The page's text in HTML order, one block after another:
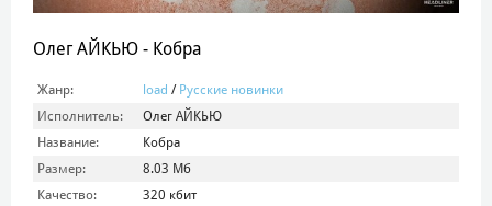
Олег АЙКЬЮ - Кобра
Жанр: load / Русские новинки
Исполнитель:
Олег АЙКЬЮ
Название:
Кобра
Размер:
8.03 Мб
Качество:
320 кбит